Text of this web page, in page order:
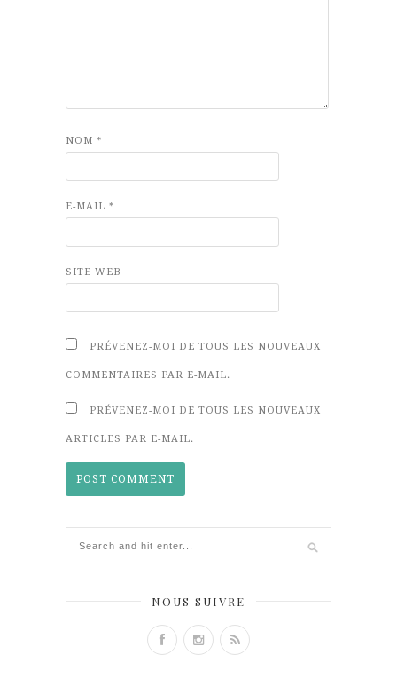
NOM *
E-MAIL *
SITE WEB
PRÉVENEZ-MOI DE TOUS LES NOUVEAUX
COMMENTAIRES PAR E-MAIL.
PRÉVENEZ-MOI DE TOUS LES NOUVEAUX
ARTICLES PAR E-MAIL.
NOUS SUIVRE